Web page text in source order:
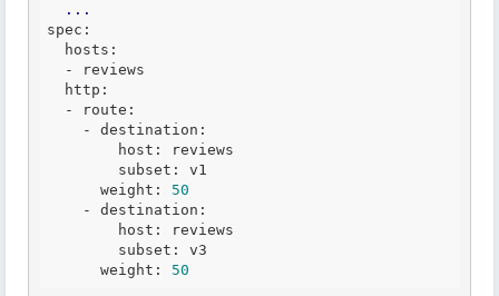
...
spec:
-
reviews
-
route:
-
destination:
      weight:
50
-
destination:
      weight:
50